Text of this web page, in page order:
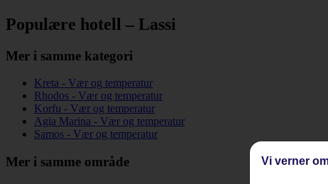
Populære hotell – Lassi
Mer i samme kategori
Kreta - Vær og temperatur
Rhodos - Vær og temperatur
Korfu - Vær og temperatur
Agia Marina - Vær og temperatur
Samos - Vær og temperatur
Mer i samme område Vi verner